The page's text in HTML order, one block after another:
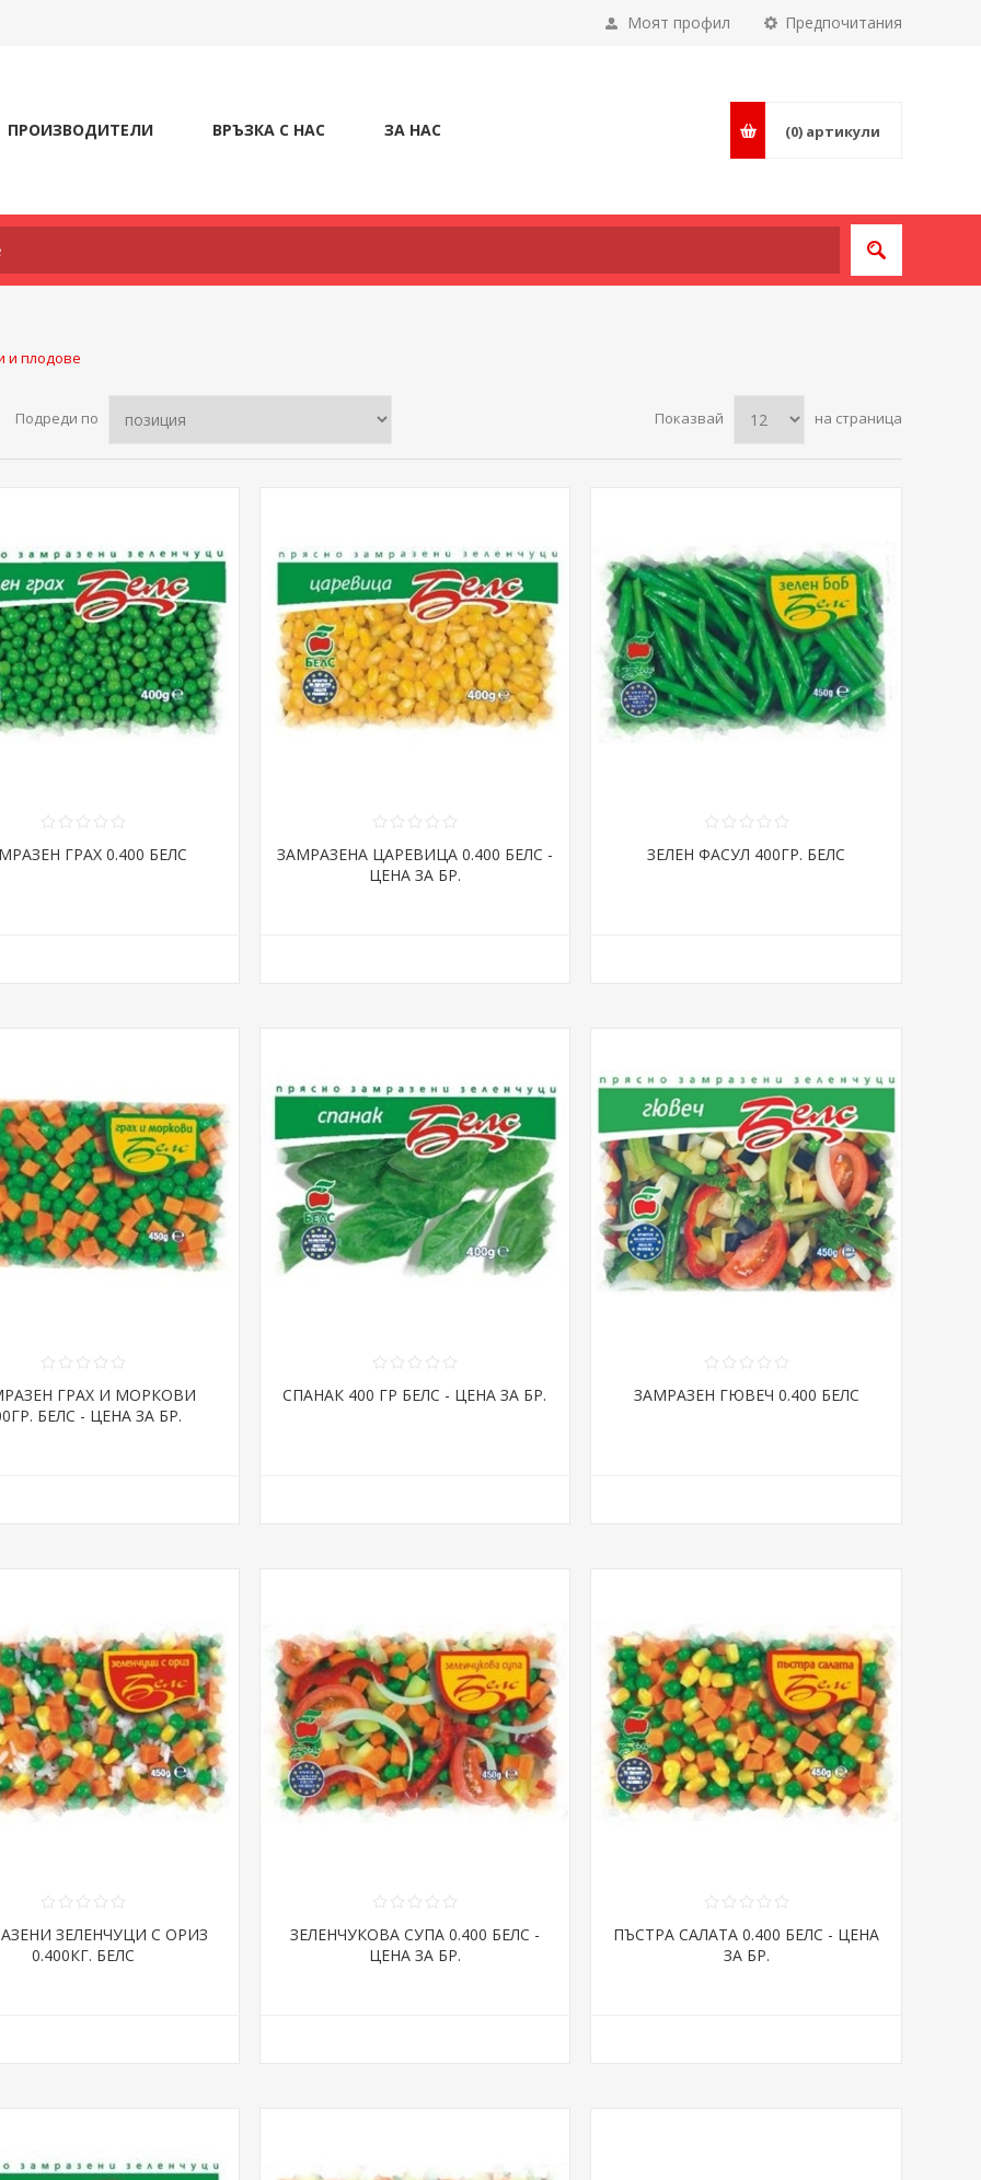
Предпочитания
Моят профил
ПРОИЗВОДИТЕЛИ ВРЪЗКА С НАС ЗА НАС (0) артикули
и плодове
Подреди по Показвай на страница
ГРАХ 0.400 БЕЛС
ЗАМРАЗЕНА ЦАРЕВИЦА 0.400 БЕЛС -
ЦЕНА ЗА БР.
ЗЕЛЕН ФАСУЛ 400ГР. БЕЛС
ГРАХ И МОРКОВИ
БЕЛС - ЦЕНА ЗА БР.
СПАНАК 400 ГР БЕЛС - ЦЕНА ЗА БР. ЗАМРАЗЕН ГЮВЕЧ 0.400 БЕЛС
ЗЕЛЕНЧУЦИ С ОРИЗ
0.400КГ. БЕЛС
ЗЕЛЕНЧУКОВА СУПА 0.400 БЕЛС -
ЦЕНА ЗА БР.
ПЪСТРА САЛАТА 0.400 БЕЛС - ЦЕНА
ЗА БР.